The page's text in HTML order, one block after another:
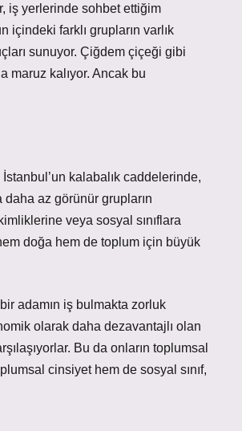
iş yerlerinde sohbet ettiğim
içindeki farklı grupların varlık
sunuyor. Çiğdem çiçeği gibi
maruz kalıyor. Ancak bu
kalabalık caddelerinde,
az görünür grupların
veya sosyal sınıflara
doğa hem de toplum için büyük
adamın iş bulmakta zorluk
olarak daha dezavantajlı olan
Bu da onların toplumsal
cinsiyet hem de sosyal sınıf,